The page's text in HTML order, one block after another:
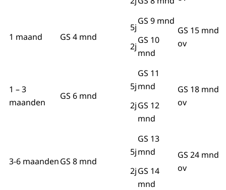
1 maand GS 4 mnd
5j
2j
GS 9 mnd
GS 10
mnd
GS 15 mnd
ov
1 – 3
maanden
GS 6 mnd
5j
2j
GS 11
mnd
GS 12
mnd
GS 18 mnd
ov
3-6 maandenGS 8 mnd
5j
2j
GS 13
mnd
GS 14
mnd
GS 24 mnd
ov